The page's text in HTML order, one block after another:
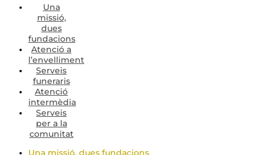
Una
missió,
dues
fundacions
Atenció a
l’envelliment
Serveis
funeraris
Atenció
intermèdia
Serveis
per a la
comunitat
Una missió, dues fundacions